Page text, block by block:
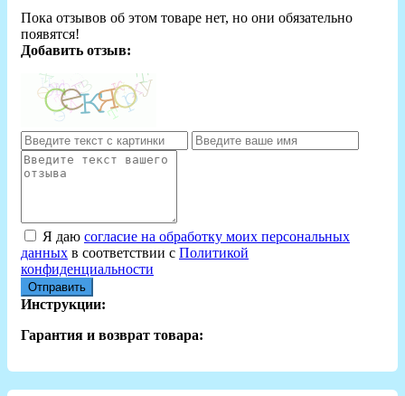
Пока отзывов об этом товаре нет, но они обязательно
появятся!
Добавить отзыв:
Я даю согласие на обработку моих персональных
данных в соответствии с Политикой
конфиденциальности
Отправить
Инструкции:
Гарантия и возврат товара: